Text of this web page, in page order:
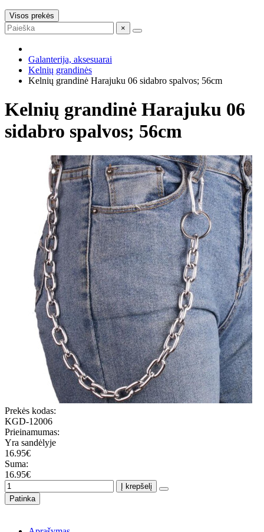
Visos prekės
×
Galanterija, aksesuarai
Kelnių grandinės
Kelnių grandinė Harajuku 06 sidabro spalvos; 56cm
Kelnių grandinė Harajuku 06
sidabro spalvos; 56cm
Prekės kodas:
KGD-12006
Prieinamumas:
Yra sandėlyje
16.95€
Suma:
16.95€
Į krepšelį
Patinka